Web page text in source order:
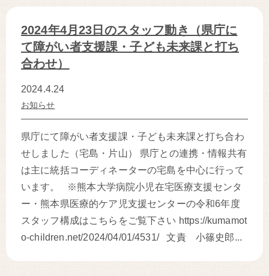
2024年4月23日のスタッフ動き（県庁に
て障がい者支援課・子ども未来課と打ち
合わせ）
2024.4.24
お知らせ
県庁にて障がい者支援課・子ども未来課と打ち合わ
せしました（宅島・片山） 県庁との連携・情報共有
は主に統括コーディネーターの宅島を中心に行って
います。 ※熊本大学病院小児在宅医療支援センタ
ー・熊本県医療的ケア児支援センターの令和6年度
スタッフ構成はこちらをご覧下さい https://kumamot
o-children.net/2024/04/01/4531/ 文責 小篠史郎...